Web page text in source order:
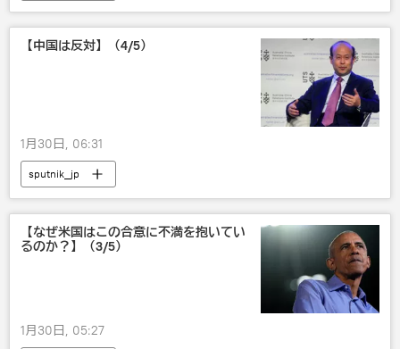
【中国は反対】（4/5）
1月30日, 06:31
sputnik_jp
【なぜ米国はこの合意に不満を抱いてい
るのか？】（3/5）
1月30日, 05:27